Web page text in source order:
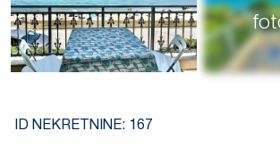
ID NEKRETNINE: 167